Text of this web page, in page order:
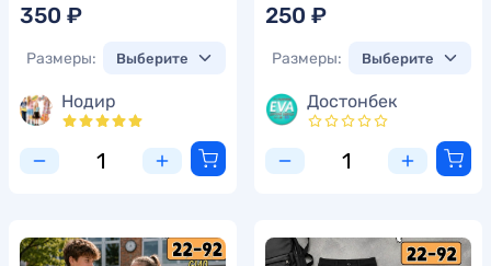
350 ₽
Размеры:
Нодир
250 ₽
Размеры:
Достонбек